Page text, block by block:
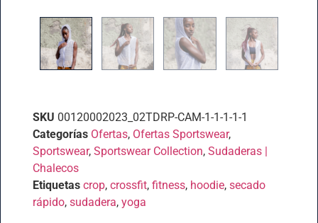
SKU 00120002023_02TDRP-CAM-1-1-1-1-1
Categorías Ofertas, Ofertas Sportswear,
Sportswear, Sportswear Collection, Sudaderas |
Chalecos
Etiquetas crop, crossfit, fitness, hoodie, secado
rápido, sudadera, yoga